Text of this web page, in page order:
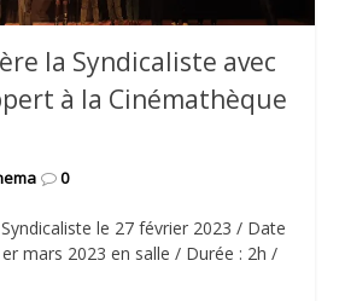
la Syndicaliste avec
à la Cinémathèque
0
le 27 février 2023 / Date
mars 2023 en salle / Durée : 2h /